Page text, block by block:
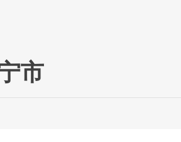
市